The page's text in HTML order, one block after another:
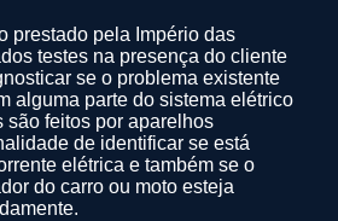
prestado pela Império das
testes na presença do cliente
se o problema existente
alguma parte do sistema elétrico
são feitos por aparelhos
de identificar se está
elétrica e também se o
do carro ou moto esteja